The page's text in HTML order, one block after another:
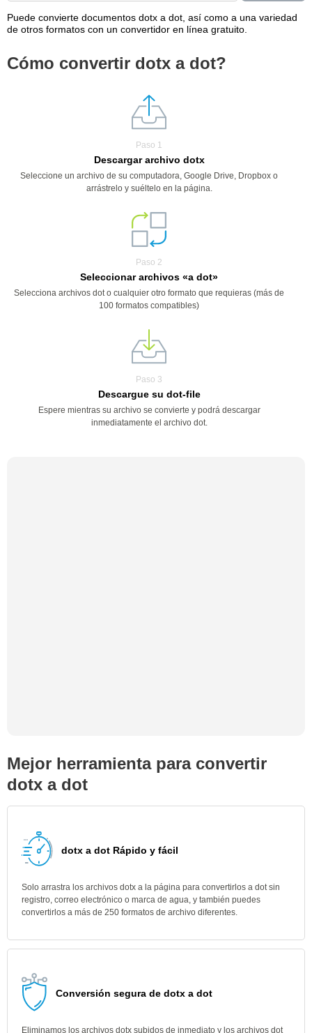
Puede convierte documentos dotx a dot, así como a una variedad
de otros formatos con un convertidor en línea gratuito.
Cómo convertir dotx a dot?
Paso 1
Descargar archivo dotx
Seleccione un archivo de su computadora, Google Drive, Dropbox o
arrástrelo y suéltelo en la página.
Paso 2
Seleccionar archivos «a dot»
Selecciona archivos dot o cualquier otro formato que requieras (más de
100 formatos compatibles)
Paso 3
Descargue su dot-file
Espere mientras su archivo se convierte y podrá descargar
inmediatamente el archivo dot.
Mejor herramienta para convertir
dotx a dot
dotx a dot Rápido y fácil
Solo arrastra los archivos dotx a la página para convertirlos a dot sin
registro, correo electrónico o marca de agua, y también puedes
convertirlos a más de 250 formatos de archivo diferentes.
Conversión segura de dotx a dot
Eliminamos los archivos dotx subidos de inmediato y los archivos dot